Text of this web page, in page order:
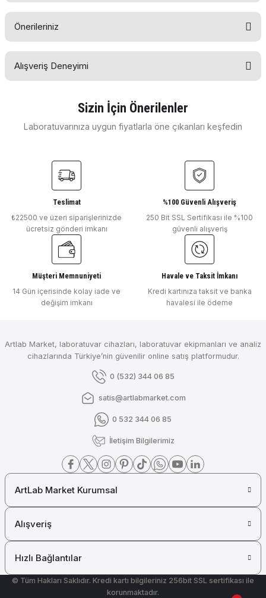
Yorum Yaz
Soru Sor
Önerileriniz
Bu ürünün fiyat bilgisi, resim, ürün açıklamalarında ve diğer
Görüş ve önerileriniz için teşekkür ederiz.
Ürün resmi kalitesiz, bozuk veya görüntülenemiyor.
Ürün bilgilerinde hatalar bulunuyor.
Ürün fiyatı diğer sitelerden daha pahalı.
Bu ürüne benzer farklı alternatifler olmalı.
Alışveriş Deneyimi
Sizin İçin Önerilenler
Laboratuvarınıza uygun fiyatlarla öne çıkanları keşfedin
Ohaus Kalem Tipi İletkenlik Ölçer 0–1999 ms/cm 0.0 – 99.0 °C 0.1 ms/cm
₺ 9.941
Ohaus Aquasearcher a-AB33M1-F Masa Tipi Ph / İletkenlik / Tds /
Ohaus Kalem Tipi pH / İletkenlik / Tuzluluk / Sıcaklık Ölçümü ST20M-C
Ohaus Kalem Tipi Tuzluluk Ölçer ST20S ( 0.0-80.0 ppt 0.0-99.0 °C )
₺ 15.425
OHAUS
Ohaus Kalem Tipi Tuzluluk Ölçer ST10S (0.0-1 0.0 ppt)
Teslimat
₺22500 ve üzeri siparişlerinizde
ücretsiz gönderi imkanı
%100 Güvenli Alışveriş
250 Bit SSL Sertifikası ile %100
güvenli alışveriş
Müşteri Memnuniyeti
14 Gün içerisinde kolay iade ve
değişim imkanı
Havale ve Taksit İmkanı
Kredi kartınıza taksit ve banka
havalesi ile ödeme
Artlab Market, laboratuvar cihazları, laboratuvar ekipmanları ve analiz
cihazlarında Türkiye’nin güvenilir online satış platformudur.
0 (532) 344 06 85
satis@artlabmarket.com
0 532 344 06 85
İletişim Bilgilerimiz
ArtLab Market Kurumsal
Alışveriş
Hızlı Bağlantılar
© Tüm Hakları Saklıdır. Kredi kartı bilgileriniz 256bit SSL sertifikası ile
korunmaktadır.